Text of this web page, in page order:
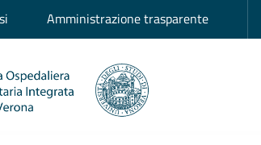
Amministrazione trasparente